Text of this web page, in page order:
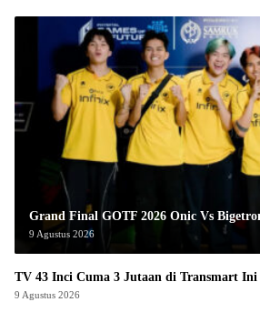
Grand Final GOTF 2026 Onic Vs
9 Agustus 2026
TV 43 Inci Cuma 3 Jutaan di Transmart Ini
9 Agustus 2026